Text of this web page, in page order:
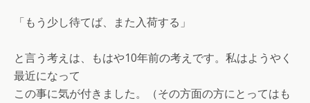
「もう少し待てば、また入荷する」
と言う考えは、もはや10年前の考えです。私はようやく
最近になって
この事に気が付きました。（その方面の方にとってはも